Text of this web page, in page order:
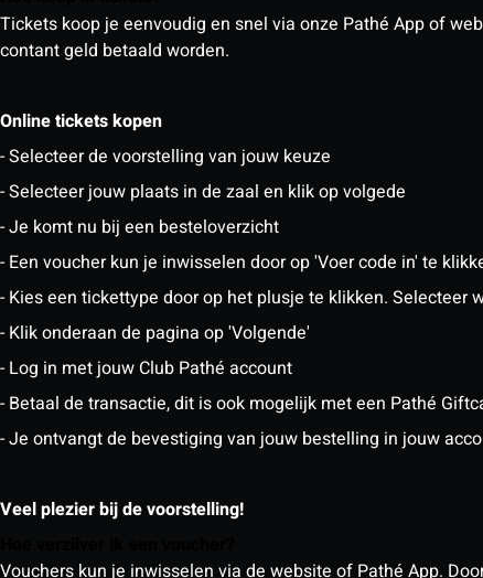
Tickets koop je eenvoudig en snel via onze Pathé App of
contant geld betaald worden.
Online tickets kopen
- Selecteer de voorstelling van jouw keuze
- Selecteer jouw plaats in de zaal en klik op volgede
- Je komt nu bij een besteloverzicht
- Een voucher kun je inwisselen door op 'Voer code in' te
- Kies een tickettype door op het plusje te klikken.
- Klik onderaan de pagina op 'Volgende'
- Log in met jouw Club Pathé account
- Betaal de transactie, dit is ook mogelijk met een Pathé
- Je ontvangt de bevestiging van jouw bestelling in jouw
Veel plezier bij de voorstelling!
Vouchers kun je inwisselen via de website of Pathé App.